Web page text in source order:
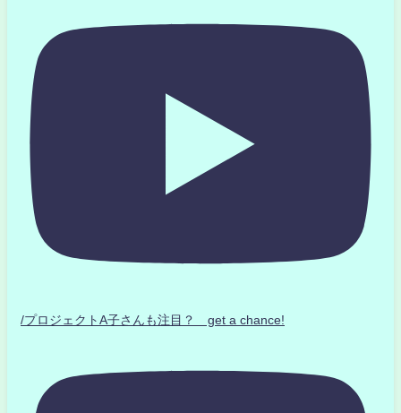
/プロジェクトA子さんも注目？ get a chance!